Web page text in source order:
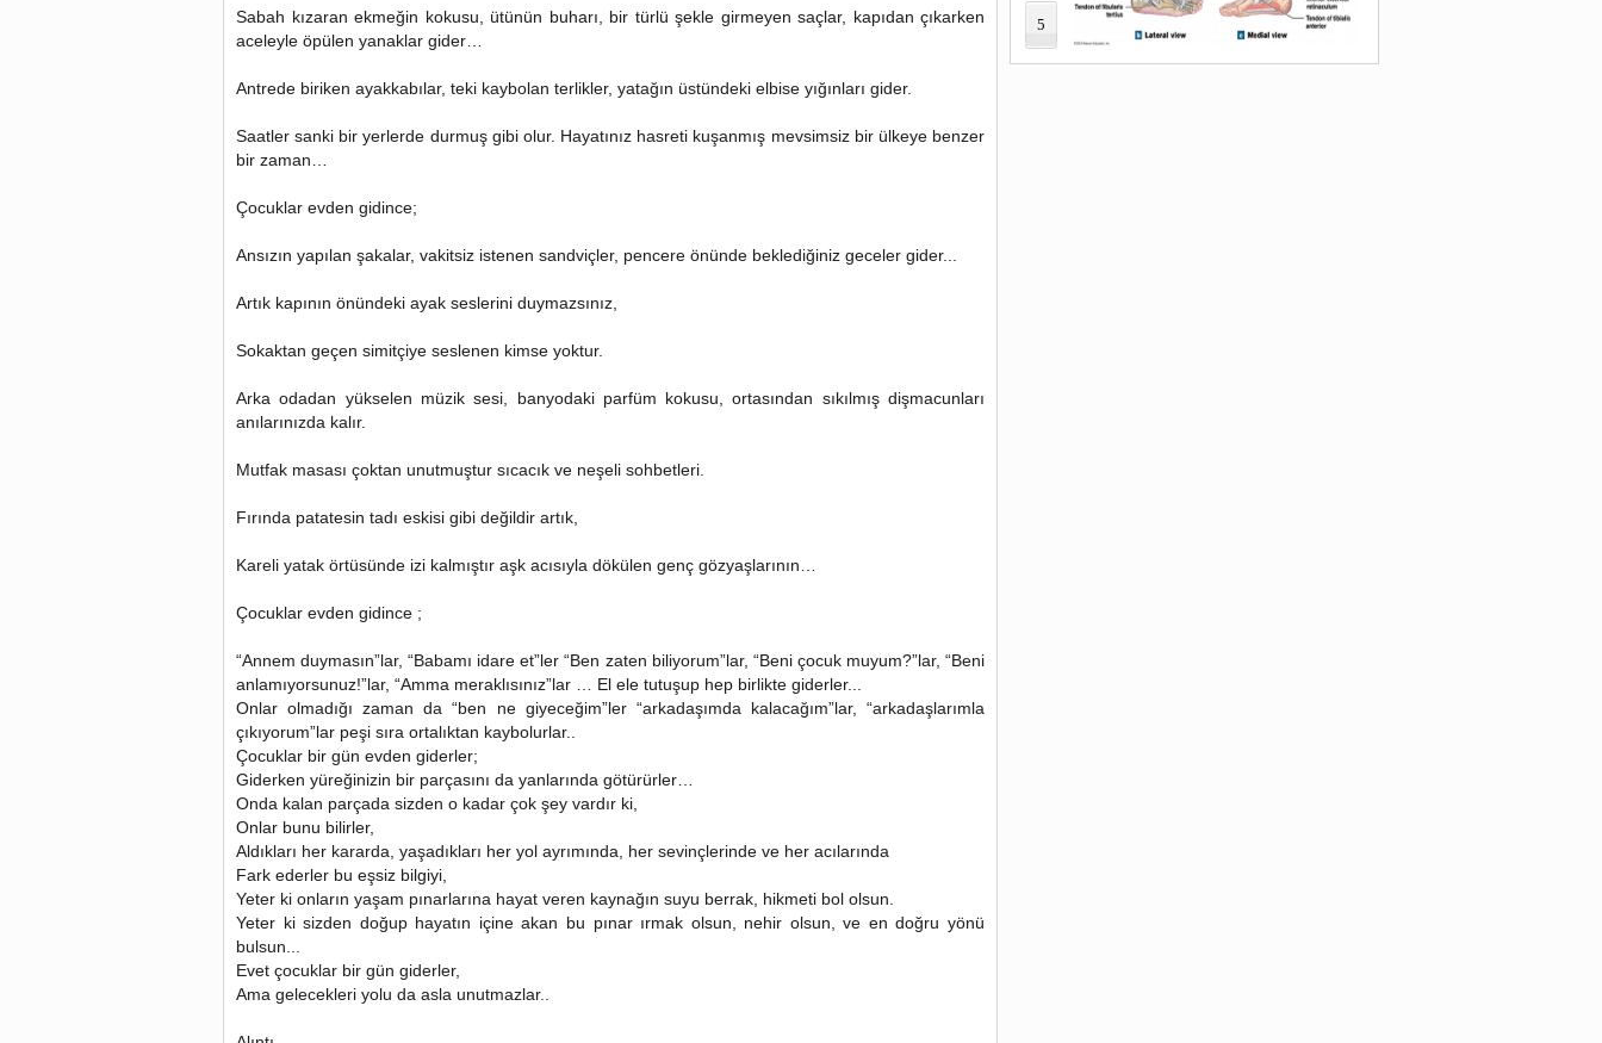
Sabah kızaran ekmeğin kokusu, ütünün buharı, bir türlü şekle girmeyen saçlar, kapıdan çıkarken
aceleyle öpülen yanaklar gider…
Antrede biriken ayakkabılar, teki kaybolan terlikler, yatağın üstündeki elbise yığınları gider.
Saatler sanki bir yerlerde durmuş gibi olur. Hayatınız hasreti kuşanmış mevsimsiz bir ülkeye benzer
bir zaman…
Çocuklar evden gidince;
Ansızın yapılan şakalar, vakitsiz istenen sandviçler, pencere önünde beklediğiniz geceler gider...
Artık kapının önündeki ayak seslerini duymazsınız,
Sokaktan geçen simitçiye seslenen kimse yoktur.
Arka odadan yükselen müzik sesi, banyodaki parfüm kokusu, ortasından sıkılmış dişmacunları
anılarınızda kalır.
Mutfak masası çoktan unutmuştur sıcacık ve neşeli sohbetleri.
Fırında patatesin tadı eskisi gibi değildir artık,
Kareli yatak örtüsünde izi kalmıştır aşk acısıyla dökülen genç gözyaşlarının…
Çocuklar evden gidince ;
“Annem duymasın”lar, “Babamı idare et”ler “Ben zaten biliyorum”lar, “Beni çocuk muyum?”lar, “Beni
anlamıyorsunuz!”lar, “Amma meraklısınız”lar … El ele tutuşup hep birlikte giderler...
Onlar olmadığı zaman da “ben ne giyeceğim”ler “arkadaşımda kalacağım”lar, “arkadaşlarımla
çıkıyorum”lar peşi sıra ortalıktan kaybolurlar..
Çocuklar bir gün evden giderler;
Giderken yüreğinizin bir parçasını da yanlarında götürürler…
Onda kalan parçada sizden o kadar çok şey vardır ki,
Onlar bunu bilirler,
Aldıkları her kararda, yaşadıkları her yol ayrımında, her sevinçlerinde ve her acılarında
Fark ederler bu eşsiz bilgiyi,
Yeter ki onların yaşam pınarlarına hayat veren kaynağın suyu berrak, hikmeti bol olsun.
Yeter ki sizden doğup hayatın içine akan bu pınar ırmak olsun, nehir olsun, ve en doğru yönü
bulsun...
Evet çocuklar bir gün giderler,
Ama gelecekleri yolu da asla unutmazlar..
5